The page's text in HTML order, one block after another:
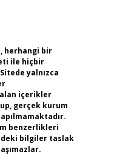
herhangi bir
ile hiçbir
yalnızca
alan içerikler
gerçek kurum
benzerlikleri
bilgiler taslak